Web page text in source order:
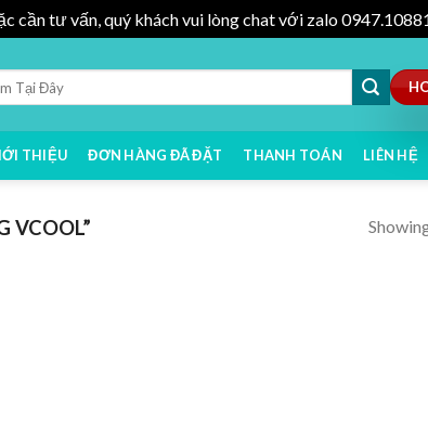
cần tư vấn, quý khách vui lòng chat với zalo
THIỆU ĐƠN HÀNG ĐÃ ĐẶT THANH TOÁN LIÊN HỆ
VCOOL”